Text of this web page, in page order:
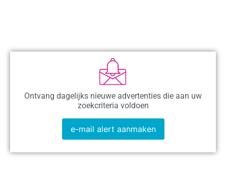
Ontvang dagelijks nieuwe advertenties die aan uw
zoekcriteria voldoen
e-mail alert aanmaken